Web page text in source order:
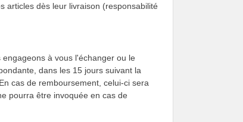
articles dès leur livraison (responsabilité
à vous l'échanger ou le
dans les 15 jours suivant la
cas de remboursement, celui-ci sera
pourra être invoquée en cas de